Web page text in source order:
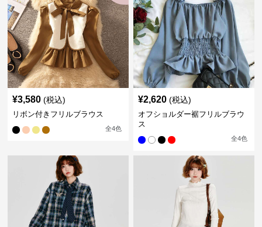
¥3,580 (税込)
リボン付きフリルブラウス
全4色
¥2,620 (税込)
オフショルダー裾フリルブラウ
ス
全4色